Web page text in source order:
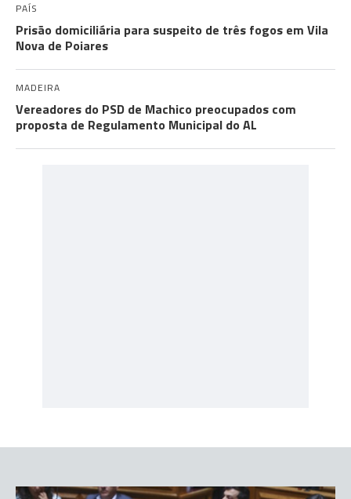
PAÍS
Prisão domiciliária para suspeito de três fogos em Vila
Nova de Poiares
MADEIRA
Vereadores do PSD de Machico preocupados com
proposta de Regulamento Municipal do AL